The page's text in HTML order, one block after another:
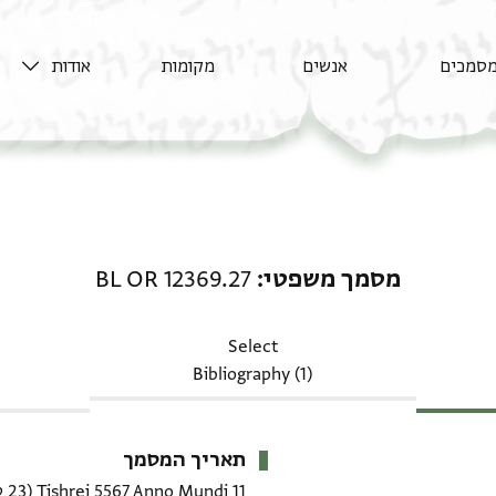
מסמכים אנשים מקומות אודות
מסמך משפטי BL OR 12369.27
Select
Bibliography (1)
תאריך המסמך